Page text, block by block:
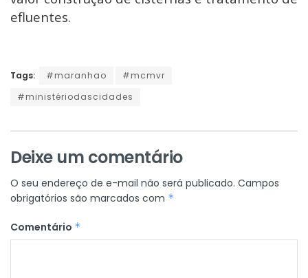
efluentes.
Tags: #maranhao
#mcmvr
#ministériodascidades
Deixe um comentário
O seu endereço de e-mail não será publicado. Campos
obrigatórios são marcados com *
Comentário *